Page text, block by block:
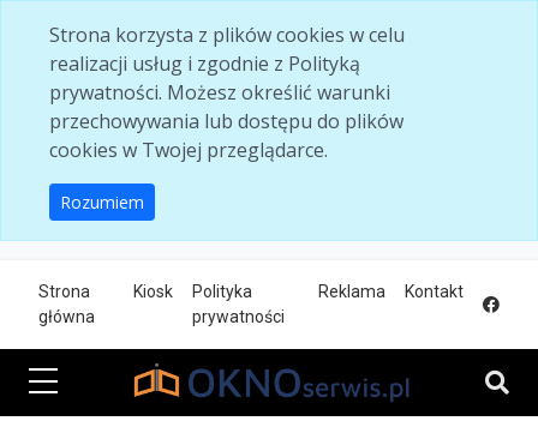
Strona korzysta z plików cookies w celu
realizacji usług i zgodnie z Polityką
prywatności. Możesz określić warunki
przechowywania lub dostępu do plików
cookies w Twojej przeglądarce.
Rozumiem
Strona
główna
Kiosk
Polityka
prywatności
Reklama Kontakt